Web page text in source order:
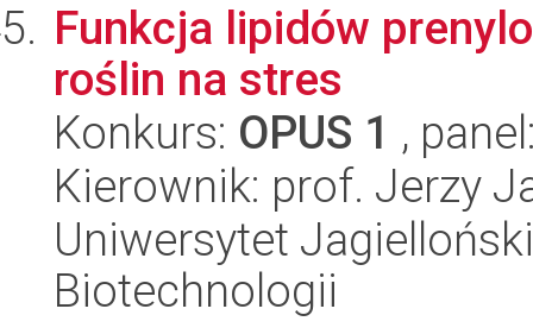
Funkcja lipidów
roślin na stres
Konkurs: OPUS 1 ,
Kierownik: prof. Jerzy
Uniwersytet
Biotechnologii